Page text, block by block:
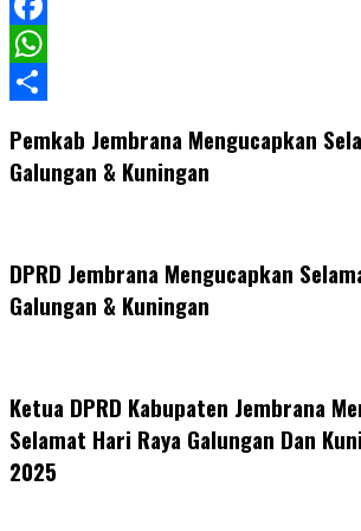
LinkedIn
Facebook
WhatsApp
Pemkab Jembrana Mengucapkan
Galungan & Kuningan
DPRD Jembrana Mengucapkan
Galungan & Kuningan
Ketua DPRD Kabupaten Jembrana
Selamat Hari Raya Galungan Dan
2025